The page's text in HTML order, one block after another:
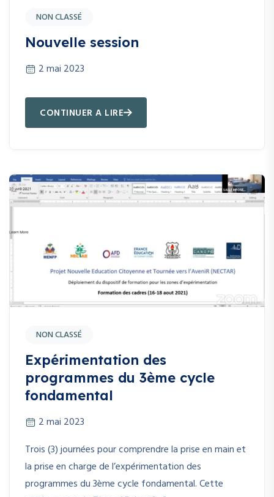
NON CLASSÉ
Nouvelle session
2 mai 2023
CONTINUER A LIRE
NON CLASSÉ
Expérimentation des
programmes du 3ème cycle
fondamental
2 mai 2023
Trois (3) journées pour comprendre la prise en main et
la prise en charge de l’expérimentation des
programmes du 3ème cycle fondamental. Cette